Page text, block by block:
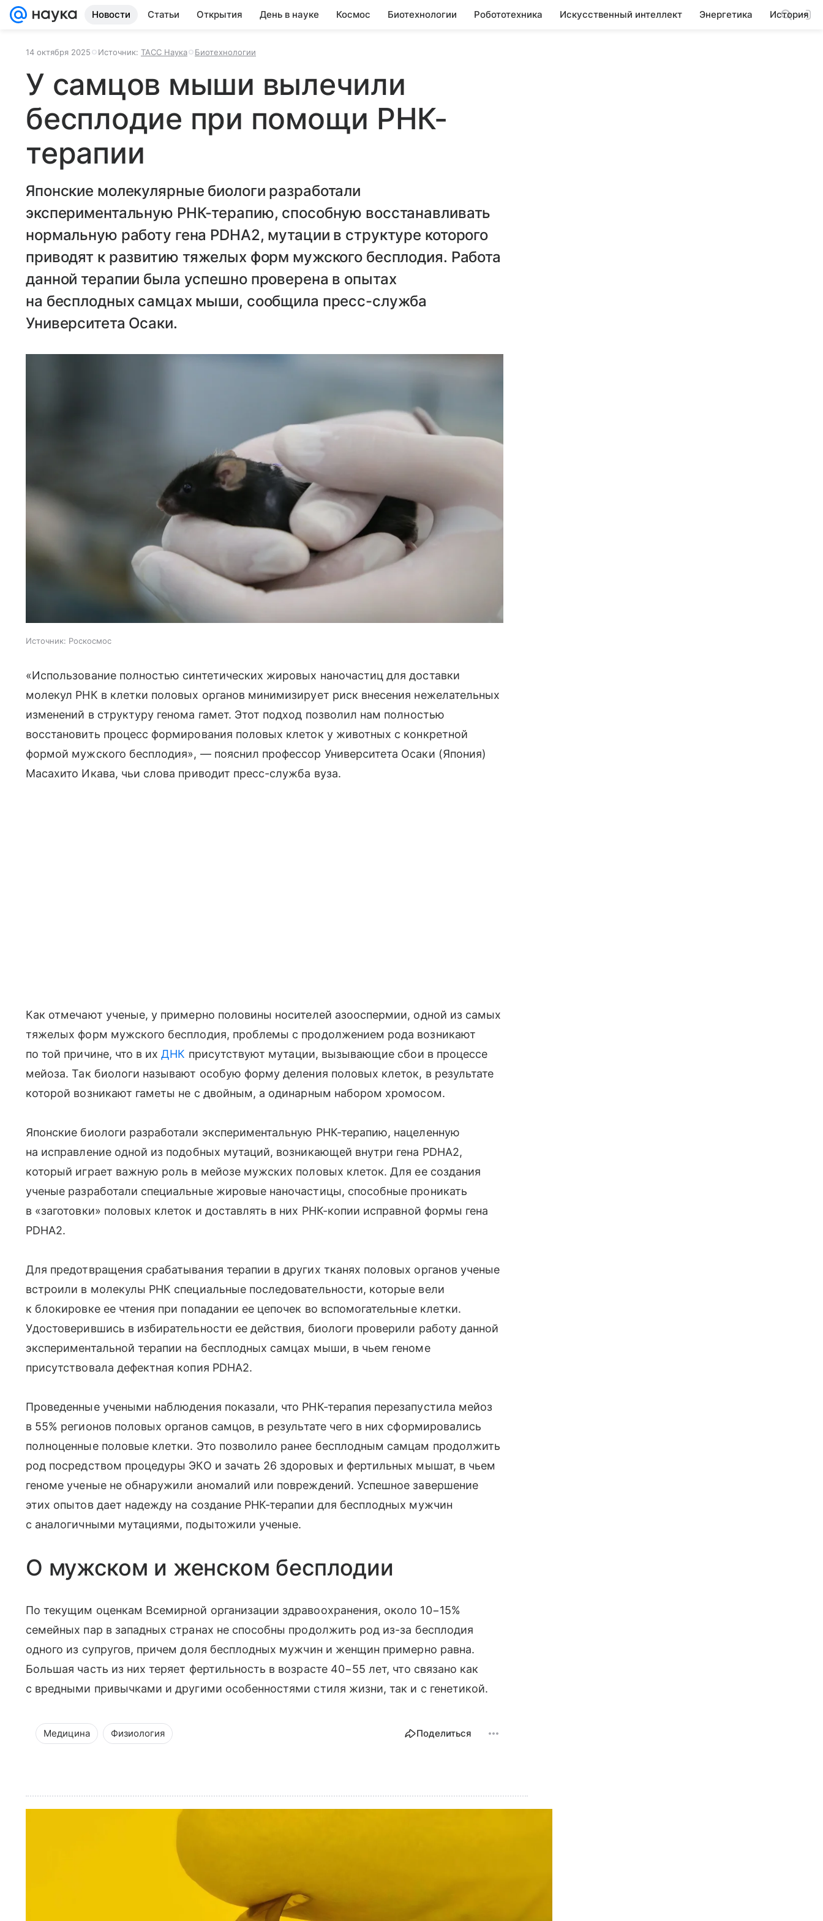
Новости Статьи Открытия День в науке Космос Биотехнологии Робототехника Искусственный интеллект Энергетика История
14 октября 2025 Источник: ТАСС Наука Биотехнологии
У самцов мыши вылечили
бесплодие при помощи РНК-
терапии
Японские молекулярные биологи разработали
экспериментальную РНК-терапию, способную восстанавливать
нормальную работу гена PDHA2, мутации в структуре которого
приводят к развитию тяжелых форм мужского бесплодия. Работа
данной терапии была успешно проверена в опытах
на бесплодных самцах мыши, сообщила пресс-служба
Университета Осаки.
Источник: Роскосмос
«Использование полностью синтетических жировых наночастиц для доставки
молекул РНК в клетки половых органов минимизирует риск внесения нежелательных
изменений в структуру генома гамет. Этот подход позволил нам полностью
восстановить процесс формирования половых клеток у животных с конкретной
формой мужского бесплодия», — пояснил профессор Университета Осаки (Япония)
Масахито Икава, чьи слова приводит пресс-служба вуза.
Как отмечают ученые, у примерно половины носителей азооспермии, одной из самых
тяжелых форм мужского бесплодия, проблемы с продолжением рода возникают
по той причине, что в ихДНК присутствуют мутации, вызывающие сбои в процессе
мейоза. Так биологи называют особую форму деления половых клеток, в результате
которой возникают гаметы не с двойным, а одинарным набором хромосом.
Японские биологи разработали экспериментальную РНК-терапию, нацеленную
на исправление одной из подобных мутаций, возникающей внутри гена PDHA2,
который играет важную роль в мейозе мужских половых клеток. Для ее создания
ученые разработали специальные жировые наночастицы, способные проникать
в «заготовки» половых клеток и доставлять в них РНК-копии исправной формы гена
PDHA2.
Для предотвращения срабатывания терапии в других тканях половых органов ученые
встроили в молекулы РНК специальные последовательности, которые вели
к блокировке ее чтения при попадании ее цепочек во вспомогательные клетки.
Удостоверившись в избирательности ее действия, биологи проверили работу данной
экспериментальной терапии на бесплодных самцах мыши, в чьем геноме
присутствовала дефектная копия PDHA2.
Проведенные учеными наблюдения показали, что РНК-терапия перезапустила мейоз
в 55% регионов половых органов самцов, в результате чего в них сформировались
полноценные половые клетки. Это позволило ранее бесплодным самцам продолжить
род посредством процедуры ЭКО и зачать 26 здоровых и фертильных мышат, в чьем
геноме ученые не обнаружили аномалий или повреждений. Успешное завершение
этих опытов дает надежду на создание РНК-терапии для бесплодных мужчин
с аналогичными мутациями, подытожили ученые.
О мужском и женском бесплодии
По текущим оценкам Всемирной организации здравоохранения, около 10−15%
семейных пар в западных странах не способны продолжить род из-за бесплодия
одного из супругов, причем доля бесплодных мужчин и женщин примерно равна.
Большая часть из них теряет фертильность в возрасте 40−55 лет, что связано как
с вредными привычками и другими особенностями стиля жизни, так и с генетикой.
Медицина Физиология Поделиться